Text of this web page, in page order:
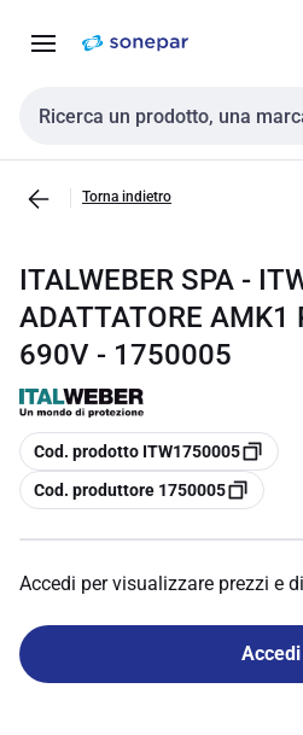
navigazione alla
Cerca input
Torna indietro
ITALWEBER SPA -
ADATTATORE AMK1
690V - 1750005
copia
Cod. prodotto ITW1750005
copia
Cod. produttore 1750005
Accedi per visualizzare prezzi e
Accedi